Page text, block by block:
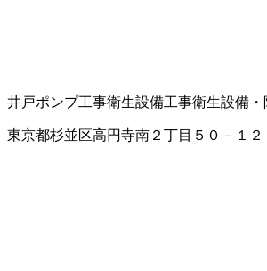
井戸ポンプ工事衛生設備工事衛生設備・
東京都杉並区高円寺南２丁目５０－１２